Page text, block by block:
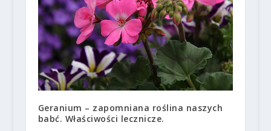
Geranium – zapomniana roślina naszych
babć. Właściwości lecznicze.